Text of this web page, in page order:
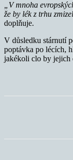
„V mnoha
že by lék z trhu
doplňuje.
V důsledku stárnutí
poptávka po lécích,
jakékoli clo by jejich